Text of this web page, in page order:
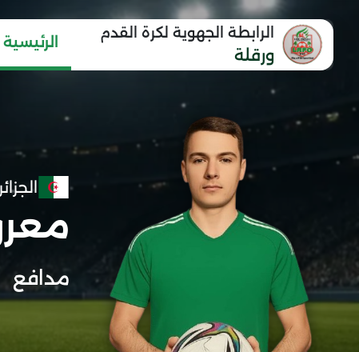
الرابطة الجهوية لكرة القدم
ورقلة
الرئيسية
الجزائر
مدافع